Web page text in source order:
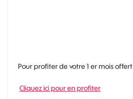
Pour profiter de votre 1 er mois offert
Cliquez ici pour en profiter